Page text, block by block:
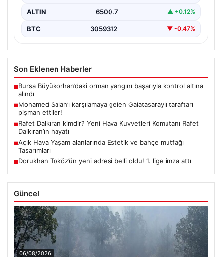
ALTIN 6500.7 ▲ +0.12%
BTC 3059312 ▼ -0.47%
Son Eklenen Haberler
■Bursa Büyükorhan’daki orman yangını başarıyla kontrol altına
alındı
■Mohamed Salah’ı karşılamaya gelen Galatasaraylı taraftarı
pişman ettiler!
■Rafet Dalkıran kimdir? Yeni Hava Kuvvetleri Komutanı Rafet
Dalkıran’ın hayatı
■Açık Hava Yaşam alanlarında Estetik ve bahçe mutfağı
Tasarımları
■Dorukhan Toköz’ün yeni adresi belli oldu! 1. lige imza attı
Güncel
06/08/2026